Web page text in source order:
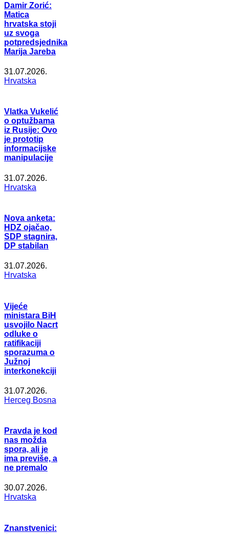
Damir Zorić:
Matica
hrvatska stoji
uz svoga
potpredsjednika
Marija Jareba
31.07.2026.
Hrvatska
Vlatka Vukelić
o optužbama
iz Rusije: Ovo
je prototip
informacijske
manipulacije
31.07.2026.
Hrvatska
Nova anketa:
HDZ ojačao,
SDP stagnira,
DP stabilan
31.07.2026.
Hrvatska
Vijeće
ministara BiH
usvojilo Nacrt
odluke o
ratifikaciji
sporazuma o
Južnoj
interkonekciji
31.07.2026.
Herceg Bosna
Pravda je kod
nas možda
spora, ali je
ima previše, a
ne premalo
30.07.2026.
Hrvatska
Znanstvenici: